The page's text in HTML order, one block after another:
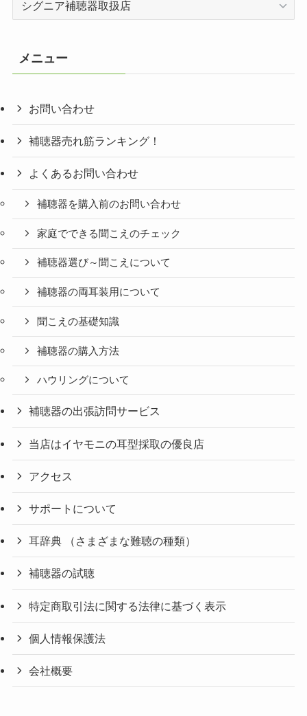
メニュー
お問い合わせ
補聴器売れ筋ランキング！
よくあるお問い合わせ
補聴器を購入前のお問い合わせ
家庭でできる聞こえのチェック
補聴器選び～聞こえについて
補聴器の両耳装用について
聞こえの基礎知識
補聴器の購入方法
ハウリングについて
補聴器の出張訪問サービス
当店はイヤモニの耳型採取の優良店
アクセス
サポートについて
耳辞典 （さまざまな難聴の種類）
補聴器の試聴
特定商取引法に関する法律に基づく表示
個人情報保護法
会社概要